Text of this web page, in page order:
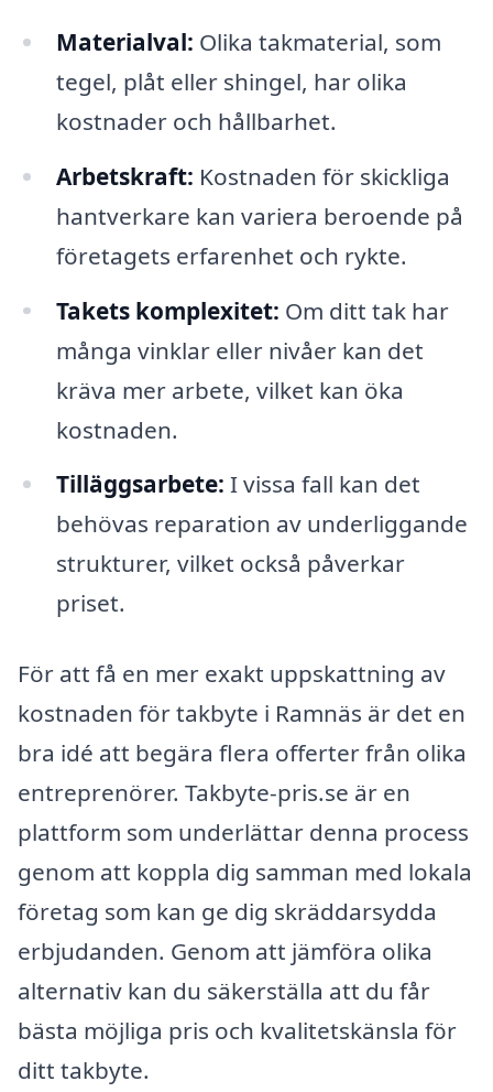
Materialval: Olika takmaterial, som
tegel, plåt eller shingel, har olika
kostnader och hållbarhet.
Arbetskraft: Kostnaden för skickliga
hantverkare kan variera beroende på
företagets erfarenhet och rykte.
Takets komplexitet: Om ditt tak har
många vinklar eller nivåer kan det
kräva mer arbete, vilket kan öka
kostnaden.
Tilläggsarbete: I vissa fall kan det
behövas reparation av underliggande
strukturer, vilket också påverkar
priset.
För att få en mer exakt uppskattning av
kostnaden för takbyte i Ramnäs är det en
bra idé att begära flera offerter från olika
entreprenörer. Takbyte-pris.se är en
plattform som underlättar denna process
genom att koppla dig samman med lokala
företag som kan ge dig skräddarsydda
erbjudanden. Genom att jämföra olika
alternativ kan du säkerställa att du får
bästa möjliga pris och kvalitetskänsla för
ditt takbyte.